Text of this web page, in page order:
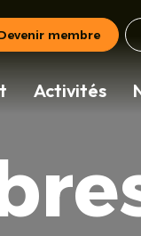
membre
Activités